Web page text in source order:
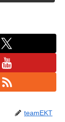
teamEKT